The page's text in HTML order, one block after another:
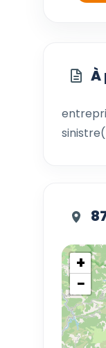
À
+
−